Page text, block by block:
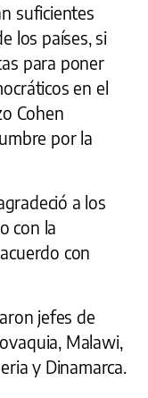
suficientes
los países, si
para poner
en el
Cohen
por la
a los
con la
con
jefes de
Malawi,
y Dinamarca.